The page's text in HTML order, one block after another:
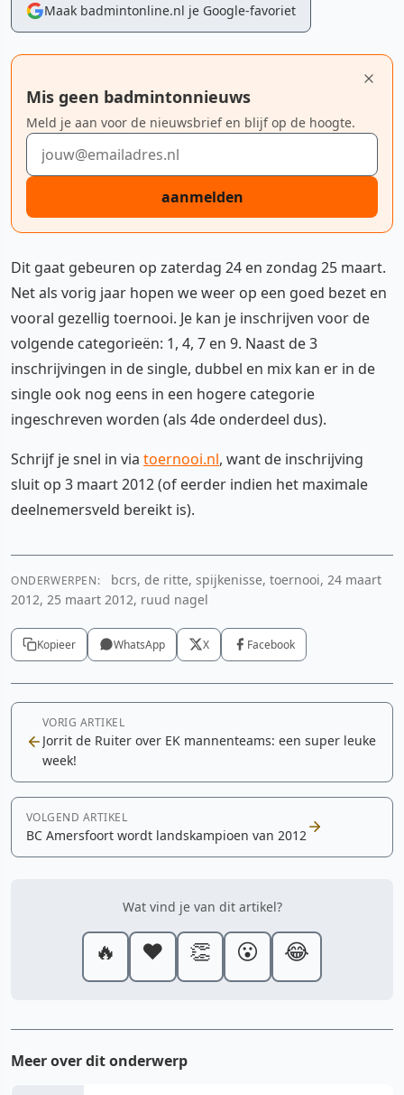
Maak badmintonline.nl je Google-favoriet
Mis geen badmintonnieuws
Meld je aan voor de nieuwsbrief en blijf op de hoogte.
E-mailadres
aanmelden
Dit gaat gebeuren op zaterdag 24 en zondag 25 maart.
Net als vorig jaar hopen we weer op een goed bezet en
vooral gezellig toernooi. Je kan je inschrijven voor de
volgende categorieën: 1, 4, 7 en 9. Naast de 3
inschrijvingen in de single, dubbel en mix kan er in de
single ook nog eens in een hogere categorie
ingeschreven worden (als 4de onderdeel dus).
Schrijf je snel in via toernooi.nl, want de inschrijving
sluit op 3 maart 2012 (of eerder indien het maximale
deelnemersveld bereikt is).
ONDERWERPEN:
bcrs, de ritte, spijkenisse, toernooi, 24 maart
2012, 25 maart 2012, ruud nagel
Kopieer WhatsApp X Facebook
VORIG ARTIKEL
Jorrit de Ruiter over EK mannenteams: een super leuke
week!
VOLGEND ARTIKEL
BC Amersfoort wordt landskampioen van 2012
Wat vind je van dit artikel?
🔥 ❤️ 👏 😮 😂
Meer over dit onderwerp